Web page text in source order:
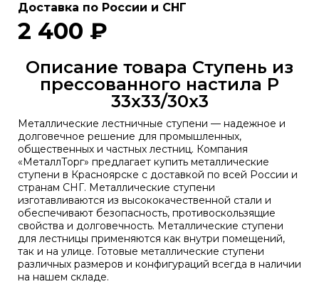
Доставка по России и СНГ
2 400 ₽
Описание товара Ступень из
прессованного настила P
33х33/30x3
Металлические лестничные ступени — надежное и
долговечное решение для промышленных,
общественных и частных лестниц. Компания
«МеталлТорг» предлагает купить металлические
ступени в Красноярске с доставкой по всей России и
странам СНГ. Металлические ступени
изготавливаются из высококачественной стали и
обеспечивают безопасность, противоскользящие
свойства и долговечность. Металлические ступени
для лестницы применяются как внутри помещений,
так и на улице. Готовые металлические ступени
различных размеров и конфигураций всегда в наличии
на нашем складе.